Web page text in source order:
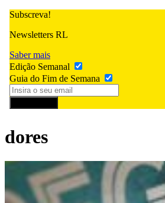
Subscreva!
Newsletters RL
Saber mais
Edição Semanal
Guia do Fim de Semana
dores